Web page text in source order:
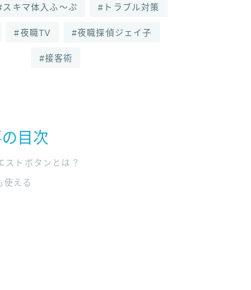
スキマ体入ふ～ぷ トラブル対策
夜職TV 夜職探偵ジェイ子
接客術
目次
ストボタンとは？
使える